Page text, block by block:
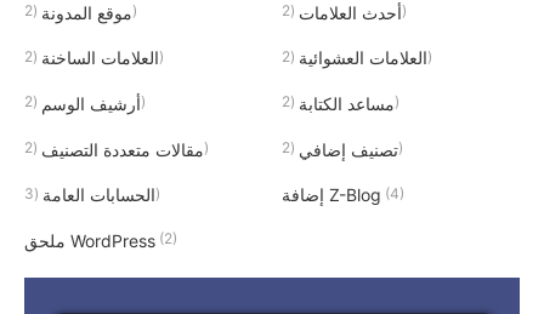
موقع المدونة(2) أحدث العلامات(2)
العلامات الساخنة(2) العلامات العشوائية(2)
أرشيف الوسم(2) مساعد الكتابة(2)
مقالات متعددة التصنيف(2) تصنيف إضافي(2)
الحسابات العامة(3) إضافة Z-Blog (4)
ملحق WordPress (2)